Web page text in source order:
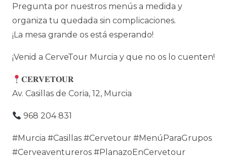
Pregunta por nuestros menús a medida y
organiza tu quedada sin complicaciones.
¡La mesa grande os está esperando!
¡Venid a CerveTour Murcia y que no os lo cuenten!
𝐂𝐄𝐑𝐕𝐄𝐓𝐎𝐔𝐑
Av. Casillas de Coria, 12, Murcia
968 204 831
#Murcia #Casillas #Cervetour #MenúParaGrupos
#Cerveaventureros #PlanazoEnCervetour